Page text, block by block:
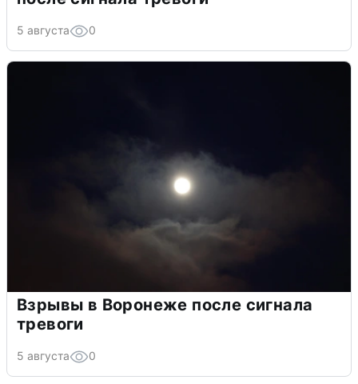
5 августа 0
Взрывы в Воронеже после сигнала
тревоги
5 августа 0